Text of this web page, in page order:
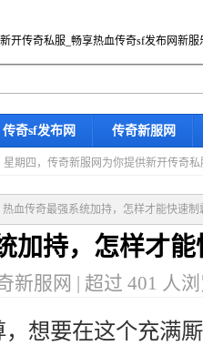
新开传奇私服_畅享热血传奇sf发布网新服
传奇sf发布网 传奇新服网
星期四，传奇新服网为你提供新开传奇
热血传奇最强系统加持，怎样才能快速制
加持，怎样才
新服网 | 超过 401 人
想要在这个充满